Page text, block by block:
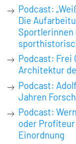
Podcast:
Die
Sportlerinnen
Podcast: Frei
Architektur
Podcast:
Jahren
Podcast:
oder
Einordnung